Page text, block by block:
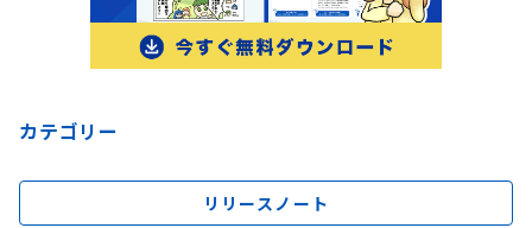
カテゴリー
リリースノート